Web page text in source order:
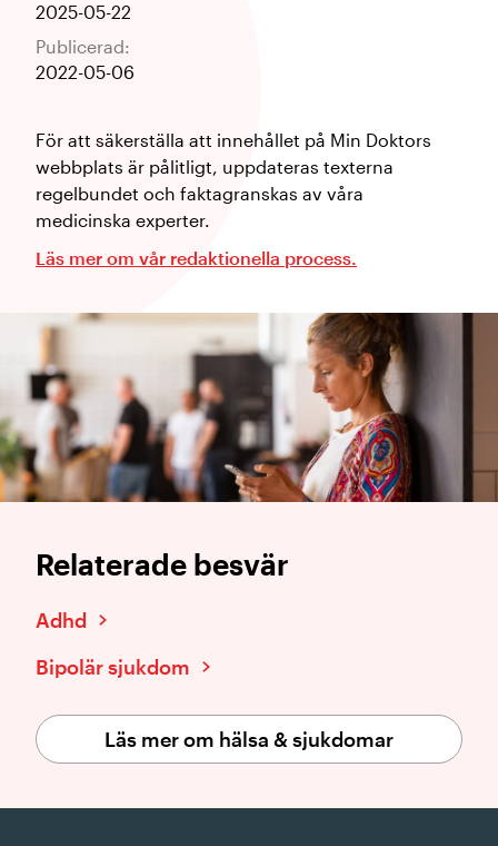
2025-05-22
Publicerad:
2022-05-06
För att säkerställa att innehållet på Min Doktors
webbplats är pålitligt, uppdateras texterna
regelbundet och faktagranskas av våra
medicinska experter.
Läs mer om vår redaktionella process.
Relaterade besvär
Adhd
Bipolär sjukdom
Läs mer om hälsa & sjukdomar